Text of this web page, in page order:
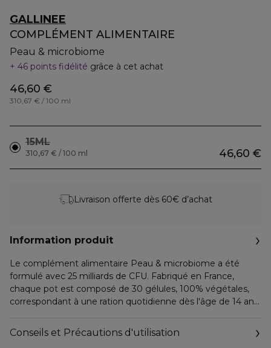
GALLINEE
COMPLÉMENT ALIMENTAIRE
Peau & microbiome
46 points fidélité grâce à cet achat
46,60 €
310,67 € / 100 ml
15ML
46,60 €
310,67 € / 100 ml
Livraison offerte dès 60€ d’achat
Information produit
Le complément alimentaire Peau & microbiome a été
formulé avec 25 milliards de CFU. Fabriqué en France,
chaque pot est composé de 30 gélules, 100% végétales,
correspondant à une ration quotidienne dès l'âge de 14 ans.
probiotiques.
Conseils et Précautions d'utilisation